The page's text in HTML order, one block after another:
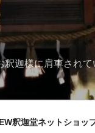
迦様に肩車されて
釈迦堂ネットショッ